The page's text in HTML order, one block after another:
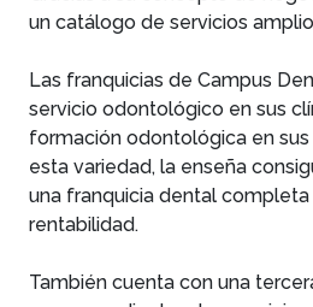
un catálogo de servicios
Las franquicias de Campus
servicio odontológico en sus
formación odontológica en sus
esta variedad, la enseña
una franquicia dental
rentabilidad.
También cuenta con una